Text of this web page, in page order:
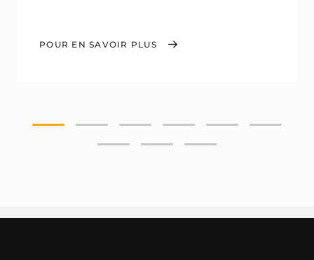
POUR EN SAVOIR PLUS